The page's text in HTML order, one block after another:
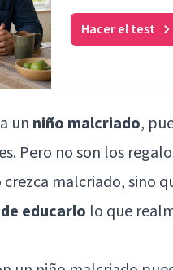
Hacer el test
un niño malcriado,
Pero no son los
malcriado, sino
educarlo lo que